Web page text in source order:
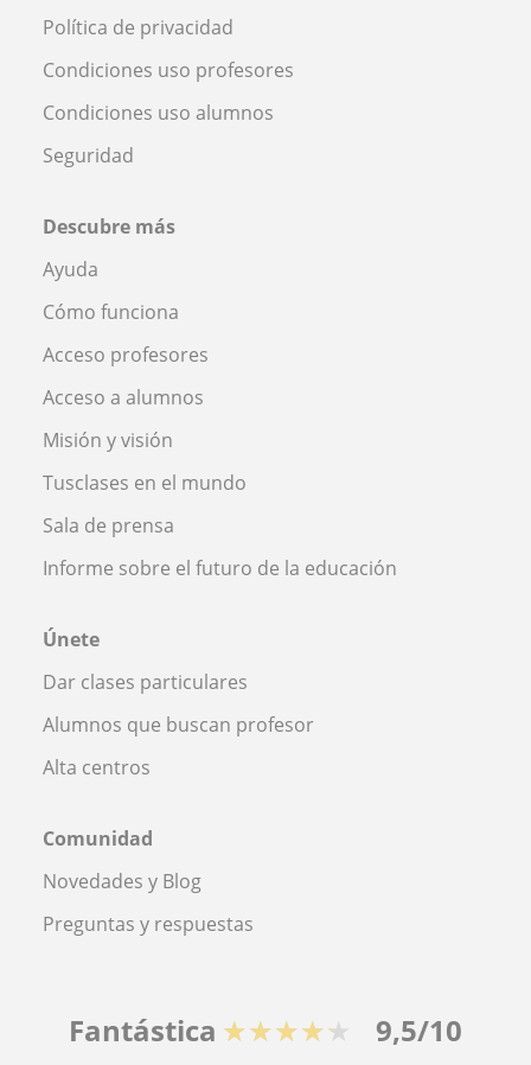
Política de privacidad
Condiciones uso profesores
Condiciones uso alumnos
Seguridad
Descubre más
Ayuda
Cómo funciona
Acceso profesores
Acceso a alumnos
Misión y visión
Tusclases en el mundo
Sala de prensa
Informe sobre el futuro de la educación
Únete
Dar clases particulares
Alumnos que buscan profesor
Alta centros
Comunidad
Novedades y Blog
Preguntas y respuestas
Fantástica ★★★★★ 9,5/10